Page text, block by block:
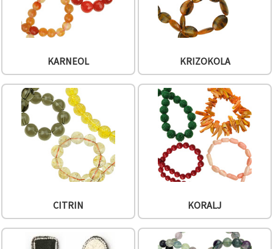
KARNEOL KRIZOKOLA
CITRIN KORALJ